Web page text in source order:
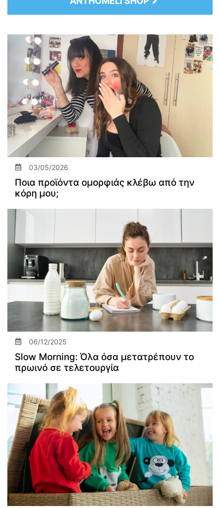
03/05/2026
Ποια προϊόντα ομορφιάς κλέβω από την
κόρη μου;
06/12/2025
Slow Morning: Όλα όσα μετατρέπουν το
πρωινό σε τελετουργία